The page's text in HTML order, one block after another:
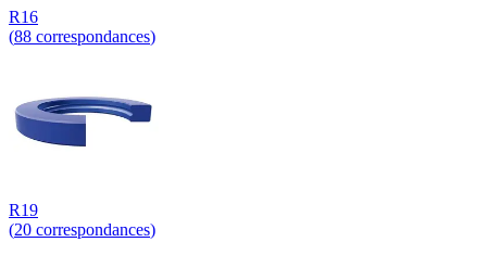
R16
(88 correspondances)
R19
(20 correspondances)